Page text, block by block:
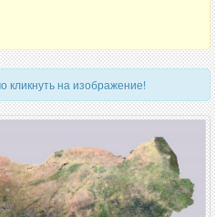
кликнуть на изображение!